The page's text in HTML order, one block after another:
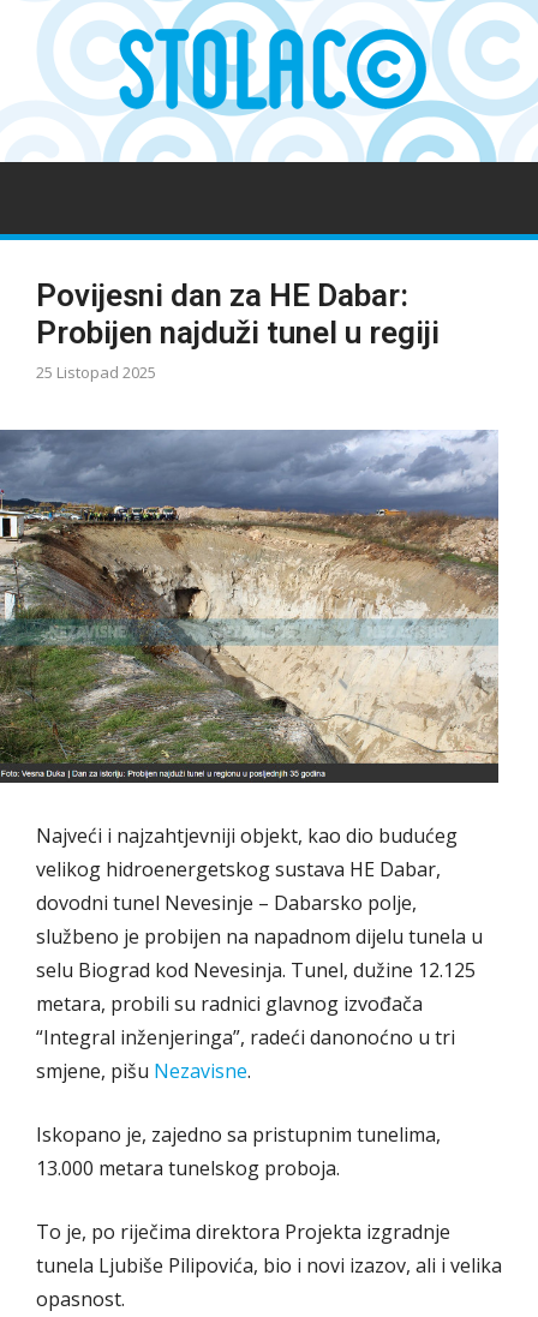
Povijesni dan za HE Dabar:
Probijen najduži tunel u regiji
25 Listopad 2025
Najveći i najzahtjevniji objekt, kao dio budućeg
velikog hidroenergetskog sustava HE Dabar,
dovodni tunel Nevesinje – Dabarsko polje,
službeno je probijen na napadnom dijelu tunela u
selu Biograd kod Nevesinja. Tunel, dužine 12.125
metara, probili su radnici glavnog izvođača
“Integral inženjeringa”, radeći danonoćno u tri
smjene, pišu Nezavisne.
Iskopano je, zajedno sa pristupnim tunelima,
13.000 metara tunelskog proboja.
To je, po riječima direktora Projekta izgradnje
tunela Ljubiše Pilipovića, bio i novi izazov, ali i velika
opasnost.